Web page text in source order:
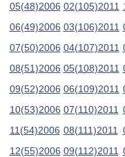
05(48)2006
06(49)2006
07(50)2006
08(51)2006
09(52)2006
10(53)2006
11(54)2006
12(55)2006
02(105)2011
03(106)2011
04(107)2011
05(108)2011
06(109)2011
07(110)2011
08(111)2011
09(112)2011